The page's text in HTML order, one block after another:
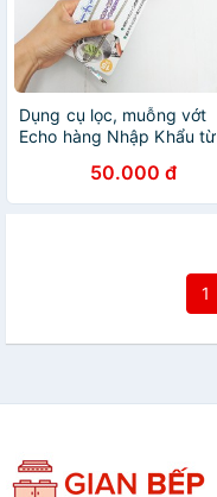
Dụng cụ lọc, muỗng vớt
Echo hàng Nhập Khẩu từ
50.000 đ
1